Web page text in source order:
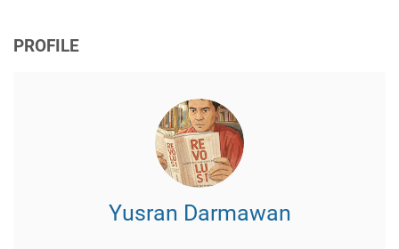
PROFILE
Yusran Darmawan